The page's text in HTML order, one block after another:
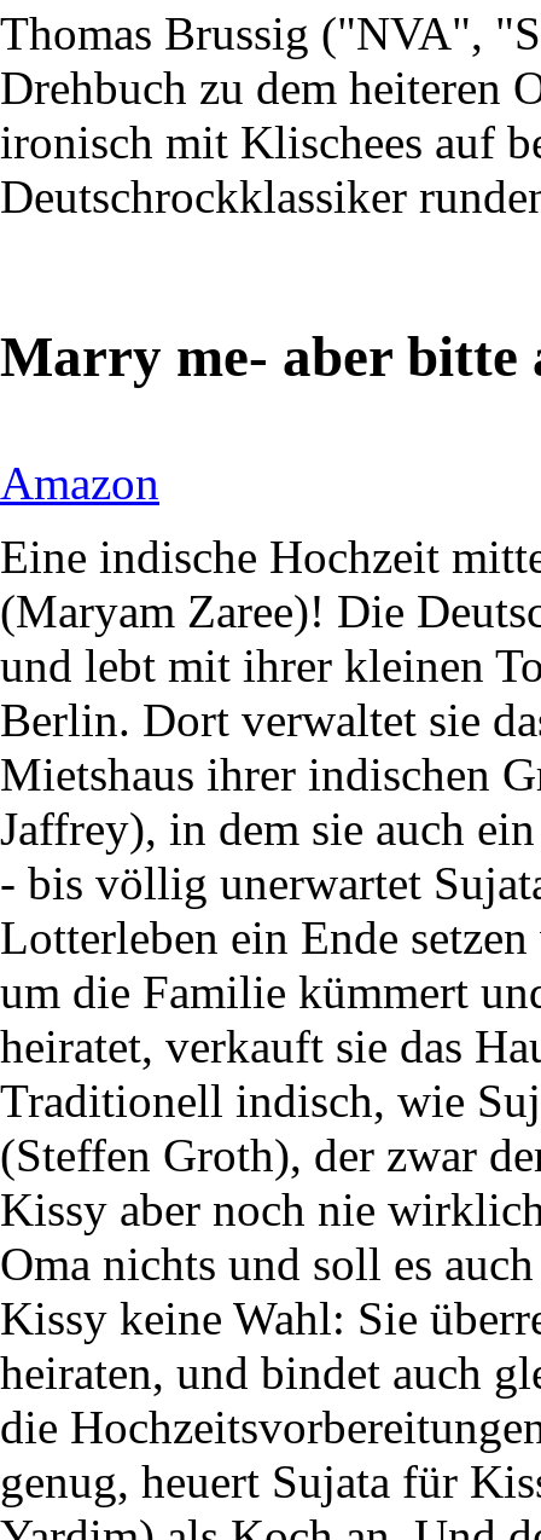
Thomas Brussig ("NVA",
Drehbuch zu dem heiteren
ironisch mit Klischees auf
Deutschrockklassiker
Marry me- aber bitte
Amazon
Eine indische Hochzeit
(Maryam Zaree)! Die
und lebt mit ihrer kleinen
Berlin. Dort verwaltet sie
Mietshaus ihrer indischen
Jaffrey), in dem sie auch
- bis völlig unerwartet
Lotterleben ein Ende
um die Familie kümmert
heiratet, verkauft sie das
Traditionell indisch, wie
(Steffen Groth), der zwar
Kissy aber noch nie
Oma nichts und soll es
Kissy keine Wahl: Sie
heiraten, und bindet auch
die
genug, heuert Sujata für